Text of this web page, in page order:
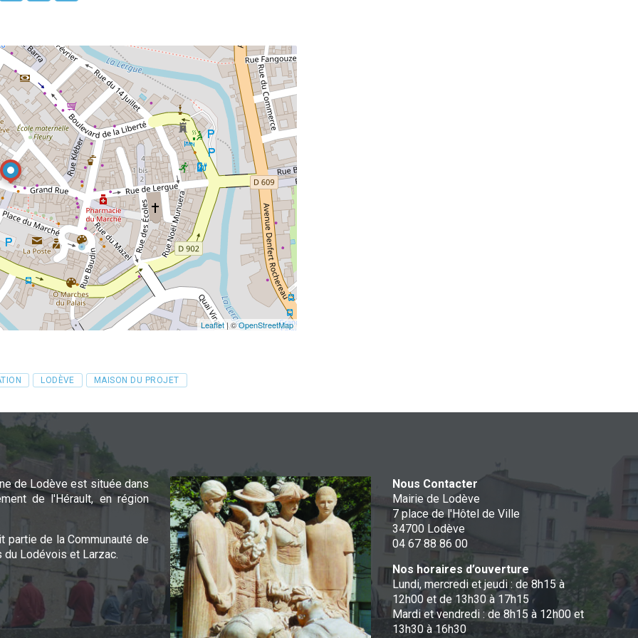
Leaflet| ©OpenStreetMap
LODÈVE MAISON DU PROJET
de Lodève est située dans
de l'Hérault, en région
partie de la Communauté de
du Lodévois et Larzac.
Nous Contacter
Mairie de Lodève
7 place de l'Hôtel de Ville
34700 Lodève
04 67 88 86 00
Nos horaires d’ouverture
Lundi, mercredi et jeudi : de 8h15 à
12h00 et de 13h30 à 17h15
Mardi et vendredi : de 8h15 à 12h00 et
13h30 à 16h30